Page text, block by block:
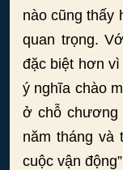
nào cũng thấy
quan trọng.
đặc biệt hơn
ý nghĩa chào
ở chỗ chương
năm tháng
cuộc vận